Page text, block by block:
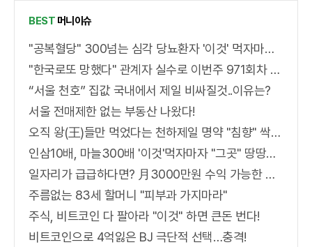
BEST 머니이슈
"공복혈당" 300넘는 심각 당뇨환자 '이것' 먹자마자..바로
"한국로또 망했다" 관계자 실수로 이번주 971회차 번호 6자리 공개!? 꼭 확인해라!
“서울 천호” 집값 국내에서 제일 비싸질것..이유는?
서울 전매제한 없는 부동산 나왔다!
오직 왕(王)들만 먹었다는 천하제일 명약 "침향" 싹쓰리 완판!! 왜 난리났나 봤더니..경악!
인삼10배, 마늘300배 '이것'먹자마자 "그곳" 땅땅해져..헉!
일자리가 급급하다면? 月3000만원 수익 가능한 이 "자격증" 주목받고 있어..
주름없는 83세 할머니 "피부과 가지마라"
주식, 비트코인 다 팔아라 "이것" 하면 큰돈 번다!
비트코인으로 4억잃은 BJ 극단적 선택…충격!